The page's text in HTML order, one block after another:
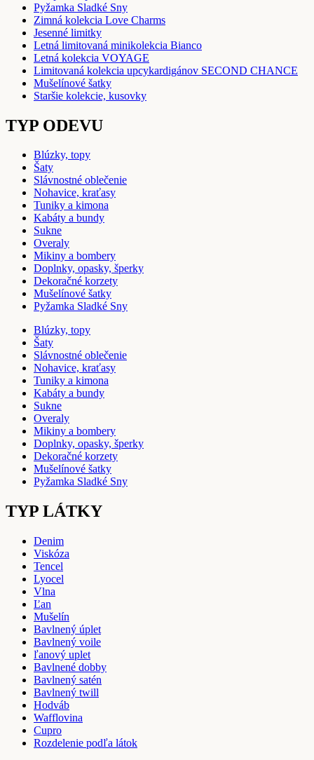
Pyžamka Sladké Sny
Zimná kolekcia Love Charms
Jesenné limitky
Letná limitovaná minikolekcia Bianco
Letná kolekcia VOYAGE
Limitovaná kolekcia upcykardigánov SECOND CHANCE
Mušelínové šatky
Staršie kolekcie, kusovky
TYP ODEVU
Blúzky, topy
Šaty
Slávnostné oblečenie
Nohavice, kraťasy
Tuniky a kimona
Kabáty a bundy
Sukne
Overaly
Mikiny a bombery
Doplnky, opasky, šperky
Dekoračné korzety
Mušelínové šatky
Pyžamka Sladké Sny
Blúzky, topy
Šaty
Slávnostné oblečenie
Nohavice, kraťasy
Tuniky a kimona
Kabáty a bundy
Sukne
Overaly
Mikiny a bombery
Doplnky, opasky, šperky
Dekoračné korzety
Mušelínové šatky
Pyžamka Sladké Sny
TYP LÁTKY
Denim
Viskóza
Tencel
Lyocel
Vlna
Ľan
Mušelín
Bavlnený úplet
Bavlnený voile
ľanový uplet
Bavlnené dobby
Bavlnený satén
Bavlnený twill
Hodváb
Wafflovina
Cupro
Rozdelenie podľa látok